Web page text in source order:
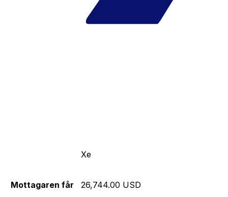
Xe
Mottagaren får
26,744.00 USD